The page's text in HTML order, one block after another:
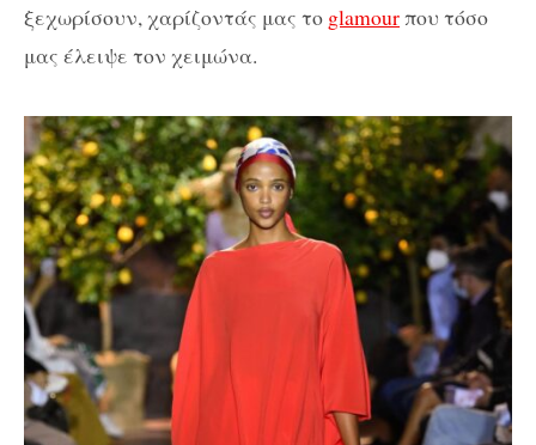
ξεχωρίσουν, χαρίζοντάς μας το glamourπου τόσο
μας έλειψε τον χειμώνα.